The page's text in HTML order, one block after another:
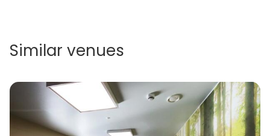
Similar venues